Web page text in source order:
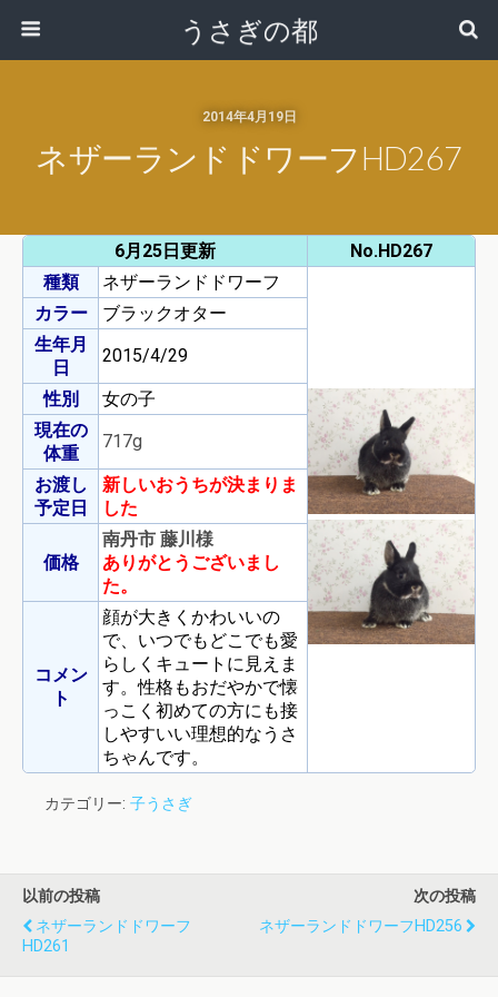
うさぎの都
2014年4月19日
ネザーランドドワーフHD267
6月25日更新
No.HD267
種類
ネザーランドドワーフ
カラー
ブラックオター
生年月
日
2015/4/29
性別
女の子
現在の
体重
717g
お渡し
予定日
新しいおうちが決まりま
した
価格
南丹市 藤川様
ありがとうございまし
た。
コメン
ト
顔が大きくかわいいの
で、いつでもどこでも愛
らしくキュートに見えま
す。性格もおだやかで懐
っこく初めての方にも接
しやすいい理想的なうさ
ちゃんです。
カテゴリー: 子うさぎ
以前の投稿
ネザーランドドワーフ
HD261
次の投稿
ネザーランドドワーフHD256